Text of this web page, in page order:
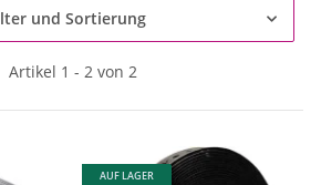
und Sortierung
Artikel 1 - 2 von 2
AUF LAGER